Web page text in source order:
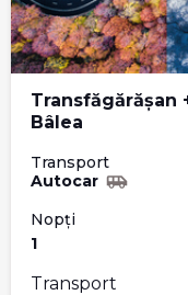
Transfăgărășan
Bâlea
Transport
Autocar
Nopți
1
Transport